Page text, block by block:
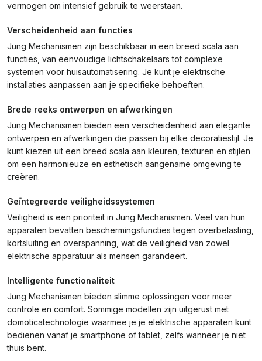
vermogen om intensief gebruik te weerstaan.
Verscheidenheid aan functies
Jung Mechanismen zijn beschikbaar in een breed scala aan
functies, van eenvoudige lichtschakelaars tot complexe
systemen voor huisautomatisering. Je kunt je elektrische
installaties aanpassen aan je specifieke behoeften.
Brede reeks ontwerpen en afwerkingen
Jung Mechanismen bieden een verscheidenheid aan elegante
ontwerpen en afwerkingen die passen bij elke decoratiestijl. Je
kunt kiezen uit een breed scala aan kleuren, texturen en stijlen
om een harmonieuze en esthetisch aangename omgeving te
creëren.
Geïntegreerde veiligheidssystemen
Veiligheid is een prioriteit in Jung Mechanismen. Veel van hun
apparaten bevatten beschermingsfuncties tegen overbelasting,
kortsluiting en overspanning, wat de veiligheid van zowel
elektrische apparatuur als mensen garandeert.
Intelligente functionaliteit
Jung Mechanismen bieden slimme oplossingen voor meer
controle en comfort. Sommige modellen zijn uitgerust met
domoticatechnologie waarmee je je elektrische apparaten kunt
bedienen vanaf je smartphone of tablet, zelfs wanneer je niet
thuis bent.